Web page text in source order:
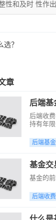
性和及时 性作
？
章
后端基
后端收
持有年
后端基金
基金交
基金的
后端收